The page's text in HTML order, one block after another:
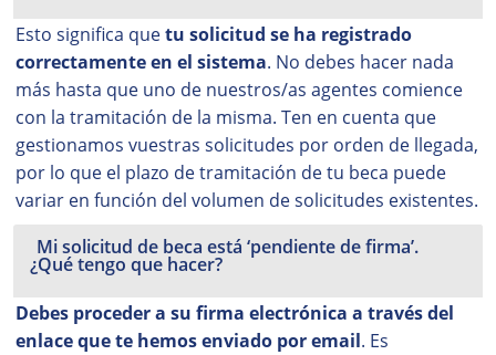
Esto significa quetu solicitud se ha registrado
correctamente en el sistema. No debes hacer nada
más hasta que uno de nuestros/as agentes comience
con la tramitación de la misma. Ten en cuenta que
gestionamos vuestras solicitudes por orden de llegada,
por lo que el plazo de tramitación de tu beca puede
variar en función del volumen de solicitudes existentes.
Mi solicitud de beca está ‘pendiente de firma’.
¿Qué tengo que hacer?
Debes proceder a su firma electrónica a través del
enlace que te hemos enviado por email. Es